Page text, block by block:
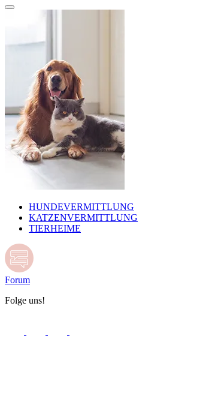
HUNDEVERMITTLUNG
KATZENVERMITTLUNG
TIERHEIME
Forum
Folge uns!